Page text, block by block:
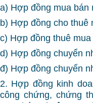
a) Hợp đồng mua bán
b) Hợp đồng cho thuê
c) Hợp đồng thuê
d) Hợp đồng chuyển
đ) Hợp đồng chuyển
2. Hợp đồng kinh
công chứng, chứng